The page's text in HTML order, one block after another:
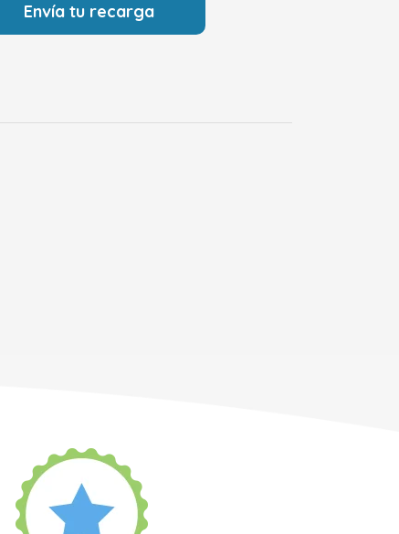
Envía tu recarga